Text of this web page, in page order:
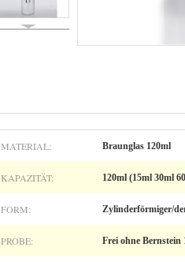
MATERIAL: Braunglas 120ml
KAPAZITÄT: 120ml (15ml 30ml
FORM: Zylinderförmiger/
PROBE: Frei ohne Bernstein